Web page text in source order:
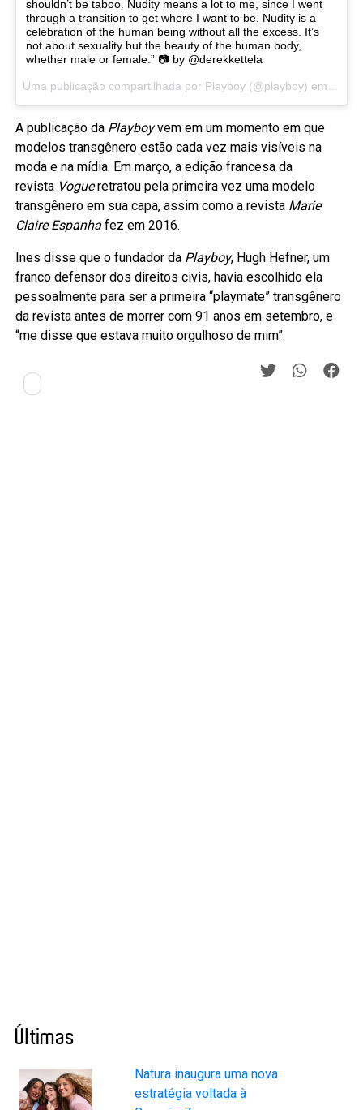
shouldn’t be taboo. Nudity means a lot to me, since I went
through a transition to get where I want to be. Nudity is a
celebration of the human being without all the excess. It’s
not about sexuality but the beauty of the human body,
whether male or female.” 📷 by @derekkettela
A publicação da Playboyvem em um momento em que
modelos transgênero estão cada vez mais visíveis na
moda e na mídia. Em março, a edição francesa da
revista Vogueretratou pela primeira vez uma modelo
transgênero em sua capa, assim como a revista Marie
Claire Espanha fez em 2016.
Ines disse que o fundador da Playboy, Hugh Hefner, um
franco defensor dos direitos civis, havia escolhido ela
pessoalmente para ser a primeira “playmate” transgênero
da revista antes de morrer com 91 anos em setembro, e
“me disse que estava muito orgulhoso de mim”.
Últimas
Natura inaugura uma nova
estratégia voltada à